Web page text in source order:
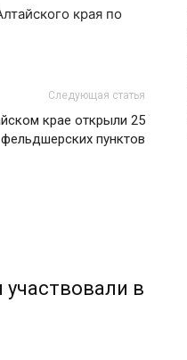
края по
Следующая статья
крае открыли 25
фельдшерских пунктов
в